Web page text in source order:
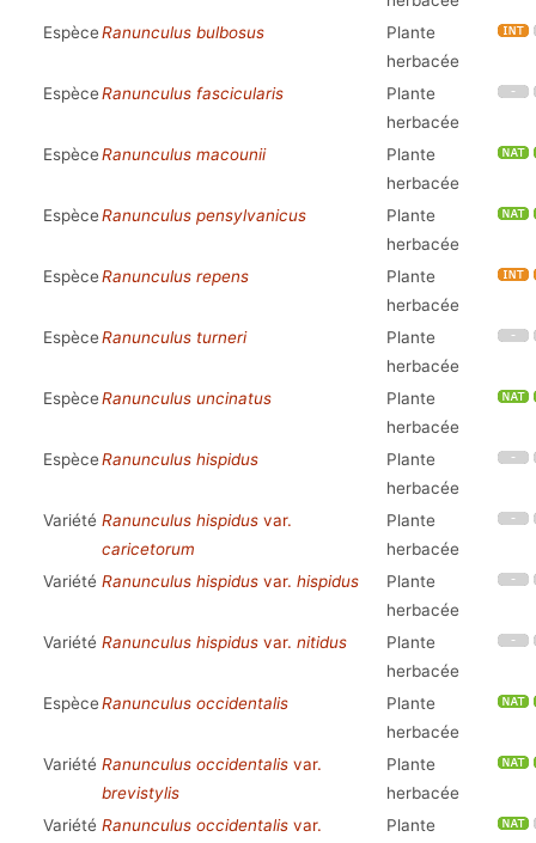
EspèceRanunculus bulbosus
Plante
herbacée
EspèceRanunculus fascicularis
Plante
herbacée
EspèceRanunculus macounii
Plante
herbacée
EspèceRanunculus pensylvanicus
Plante
herbacée
EspèceRanunculus repens
Plante
herbacée
EspèceRanunculus turneri
Plante
herbacée
EspèceRanunculus uncinatus
Plante
herbacée
EspèceRanunculus hispidus
Plante
herbacée
Variété Ranunculus hispidus var.
caricetorum
Plante
herbacée
Variété Ranunculus hispidus var. hispidus
Plante
herbacée
Variété Ranunculus hispidus var. nitidus
Plante
herbacée
EspèceRanunculus occidentalis
Plante
herbacée
Variété Ranunculus occidentalis var.
brevistylis
Plante
herbacée
Variété Ranunculus occidentalis var.
Plante